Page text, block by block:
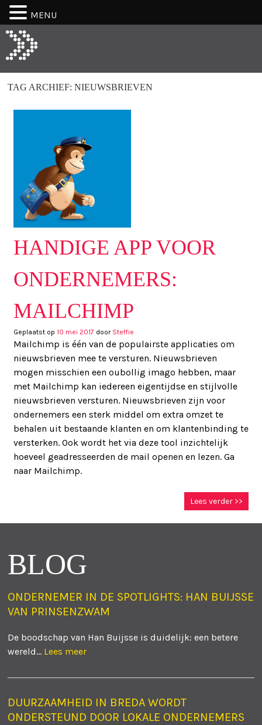
TAG ARCHIEF: NIEUWSBRIEVEN
HANDIGE APP VOOR
ONDERNEMERS:
MAILCHIMP
Geplaatst op 10 mei 2017 door Steffie
Mailchimp is één van de populairste applicaties om
nieuwsbrieven mee te versturen. Nieuwsbrieven
mogen misschien een oubollig imago hebben, maar
met Mailchimp kan iedereen eigentijdse en stijlvolle
nieuwsbrieven versturen. Nieuwsbrieven zijn voor
ondernemers een sterk middel om extra omzet te
behalen uit bestaande klanten en om klantenbinding te
versterken. Ook wordt het via deze tool inzichtelijk
hoeveel geadresseerden de mail openen en lezen. Ga
naar Mailchimp.
Lees verder >>
BLOG
ONDERNEMER IN DE SPOTLIGHTS: HAN BUIJSSE
VAN PRINSENZWAM
De boodschap van Han Buijsse is duidelijk: een betere
wereld... Lees meer
DUURZAAMHEID IN BREDA WORDT
ONDERSTEUND DOOR LOKALE ONDERNEMERS
MENU